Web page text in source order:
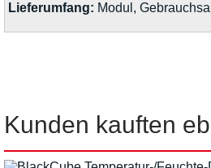
Lieferumfang: Modul,
Kunden kauften